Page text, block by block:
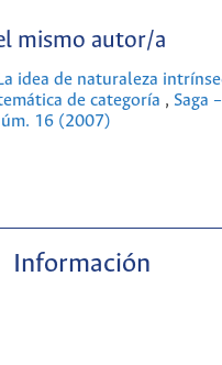
mismo autor/a
La idea de naturaleza
de categoría , Saga
16 (2007)
Información